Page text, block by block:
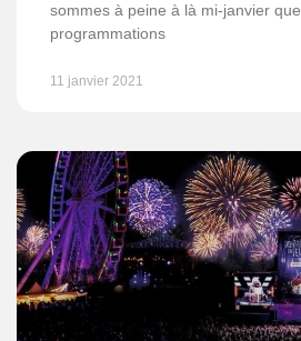
sommes à peine à là mi-janvier
programmations
11 janvier 2021